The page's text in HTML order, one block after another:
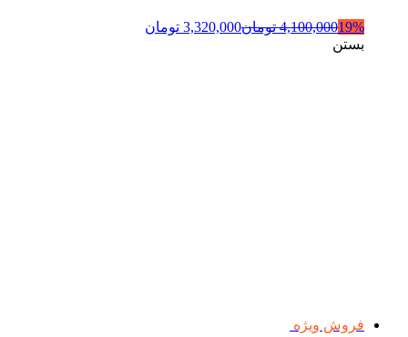
19%
4,100,000 تومان3,320,000 تومان
بستن
فروش ویژه